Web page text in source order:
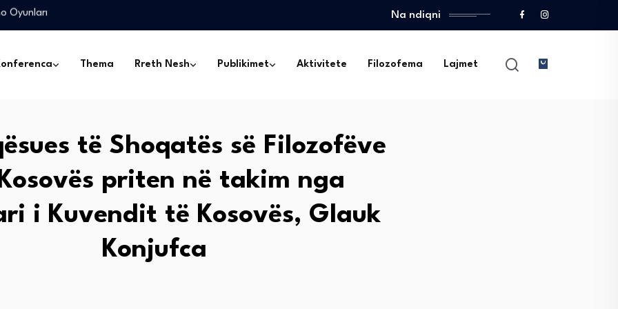
betting that…
Kazino…
Na ndiqni
Thema Rreth Nesh Publikimet Aktivitete Filozofema Lajmet
të Shoqatës së Filozofëve
priten në takim nga
i Kuvendit të Kosovës, Glauk
Konjufca